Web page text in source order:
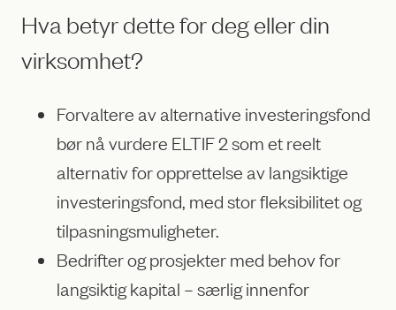
Hva betyr dette for deg eller din
virksomhet?
Forvaltere av alternative investeringsfond
bør nå vurdere ELTIF 2 som et reelt
alternativ for opprettelse av langsiktige
investeringsfond, med stor fleksibilitet og
tilpasningsmuligheter.
Bedrifter og prosjekter med behov for
langsiktig kapital – særlig innenfor